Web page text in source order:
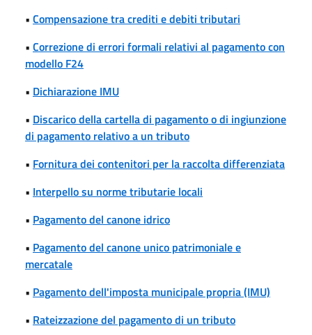
• Compensazione tra crediti e debiti tributari
• Correzione di errori formali relativi al pagamento con
modello F24
• Dichiarazione IMU
• Discarico della cartella di pagamento o di ingiunzione
di pagamento relativo a un tributo
• Fornitura dei contenitori per la raccolta differenziata
• Interpello su norme tributarie locali
• Pagamento del canone idrico
• Pagamento del canone unico patrimoniale e
mercatale
• Pagamento dell'imposta municipale propria (IMU)
• Rateizzazione del pagamento di un tributo